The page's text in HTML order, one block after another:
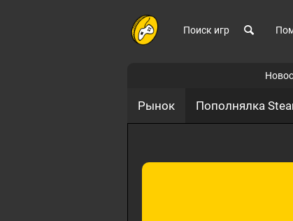
Поиск игр
Рынок Пополнялка